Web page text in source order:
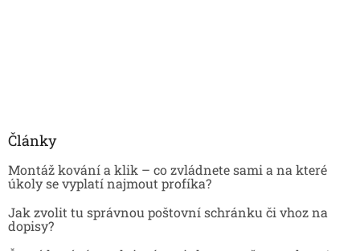
Články
Montáž kování a klik – co zvládnete sami a na které
úkoly se vyplatí najmout profíka?
Jak zvolit tu správnou poštovní schránku či vhoz na
dopisy?